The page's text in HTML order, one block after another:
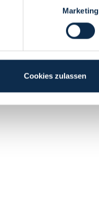
Marketing
Cookies zulassen